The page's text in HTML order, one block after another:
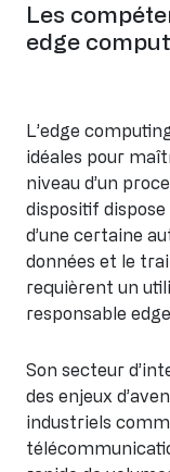
Les
edge
L’edge
idéales pour
niveau d’un
dispositif dispose
d’une certaine
données et le
requièrent un
responsable
Son secteur
des enjeux
industriels